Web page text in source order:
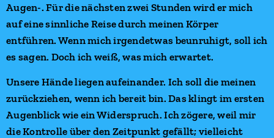
Augen-. Für die nächsten zwei Stunden wird er mich
auf eine sinnliche Reise durch meinen Körper
entführen. Wenn mich irgendetwas beunruhigt, soll ich
es sagen. Doch ich weiß, was mich erwartet.
Unsere Hände liegen aufeinander. Ich soll die meinen
zurückziehen, wenn ich bereit bin. Das klingt im ersten
Augenblick wie ein Widerspruch. Ich zögere, weil mir
die Kontrolle über den Zeitpunkt gefällt; vielleicht